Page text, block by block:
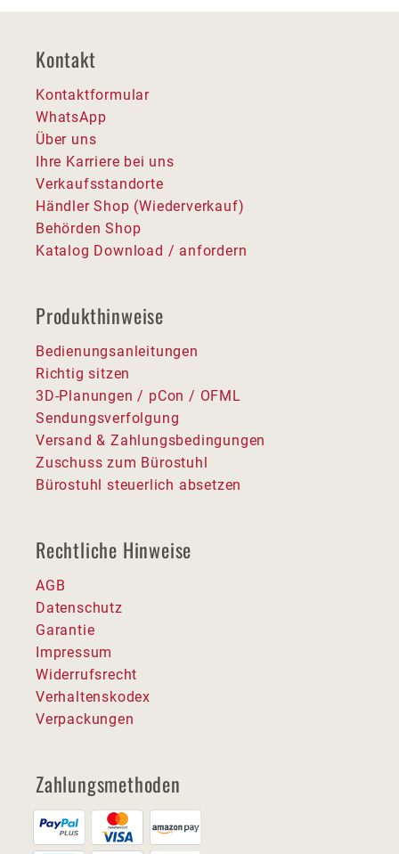
Kontakt
Kontaktformular
WhatsApp
Über uns
Ihre Karriere bei uns
Verkaufsstandorte
Händler Shop (Wiederverkauf)
Behörden Shop
Katalog Download / anfordern
Produkthinweise
Bedienungsanleitungen
Richtig sitzen
3D-Planungen / pCon / OFML
Sendungsverfolgung
Versand & Zahlungsbedingungen
Zuschuss zum Bürostuhl
Bürostuhl steuerlich absetzen
Rechtliche Hinweise
AGB
Datenschutz
Garantie
Impressum
Widerrufsrecht
Verhaltenskodex
Verpackungen
Zahlungsmethoden